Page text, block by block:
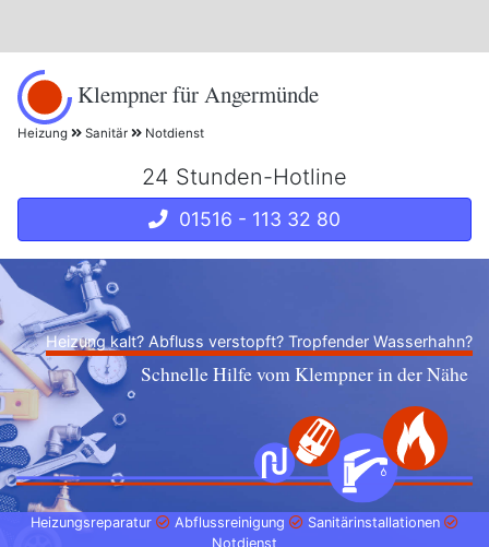
Klempner für Angermünde
Heizung Sanitär Notdienst
24 Stunden-Hotline
01516 - 113 32 80
Heizung kalt? Abfluss verstopft? Tropfender Wasserhahn?
Schnelle Hilfe vom Klempner in der Nähe
Heizungsreparatur Abflussreinigung
Sanitärinstallationen
Notdienst